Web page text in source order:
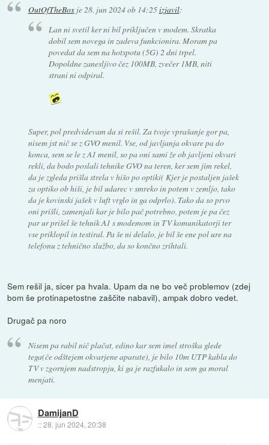
OutOfTheBoxje28. jun 2024 ob 14:25izjavil:
Lan ni svetil ker ni bil priključen v modem. Skratka
dobil sem novega in zadeva funkcionira. Moram pa
povedat da sem na hotspotu (5G) 2 dni trpel.
Dopoldne zanesljivo čez 100MB, zvečer 1MB, niti
strani ni odpiral.
Super, pol predvidevam da si rešil. Za tvoje vprašanje gor pa,
nisem jst nič se z GVO menil. Vse, od javljanja okvare pa do
konca, sem se le z A1 menil, so pa oni sami že ob javljeni okvari
rekli, da bodo poslali tehnike GVO na teren, ker sem jim rekel,
da je zgleda prišla strela v hišo po optiki( Kjer je postaljen jašek
za optiko ob hiši, je bil udarec v smreko in potem v zemljo, tako
da je kovinski jašek v luft vrglo in ga odprlo). Tako da so prvo
oni prišli, zamenjali kar je bilo pač potrebno, potem je pa čez
par ur prišel še tehnik A1 s modemom in TV komunikatorji ter
vse priklopil in testiral. Pa še ni delalo, je bil še ene pol ure na
telefonu z tehnično službo, da so končno zrihtali.
Sem rešil ja, sicer pa hvala. Upam da ne bo več problemov (zdej
bom še protinapetostne zaščite nabavil), ampak dobro vedet.
Drugač pa noro
Nisem pa rabil nič plačat, edino kar sem imel stroška glede
tega(če odštejem okvarjene aparate), je bilo 10m UTP kabla do
TV v zgornjem nadstropju, ki ga je razfukalo in sem ga moral
menjati.
DamijanD
::28. jun 2024, 20:38